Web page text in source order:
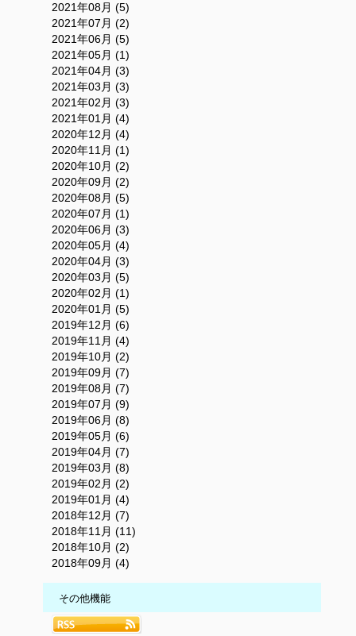
2021年08月 (5)
2021年07月 (2)
2021年06月 (5)
2021年05月 (1)
2021年04月 (3)
2021年03月 (3)
2021年02月 (3)
2021年01月 (4)
2020年12月 (4)
2020年11月 (1)
2020年10月 (2)
2020年09月 (2)
2020年08月 (5)
2020年07月 (1)
2020年06月 (3)
2020年05月 (4)
2020年04月 (3)
2020年03月 (5)
2020年02月 (1)
2020年01月 (5)
2019年12月 (6)
2019年11月 (4)
2019年10月 (2)
2019年09月 (7)
2019年08月 (7)
2019年07月 (9)
2019年06月 (8)
2019年05月 (6)
2019年04月 (7)
2019年03月 (8)
2019年02月 (2)
2019年01月 (4)
2018年12月 (7)
2018年11月 (11)
2018年10月 (2)
2018年09月 (4)
その他機能